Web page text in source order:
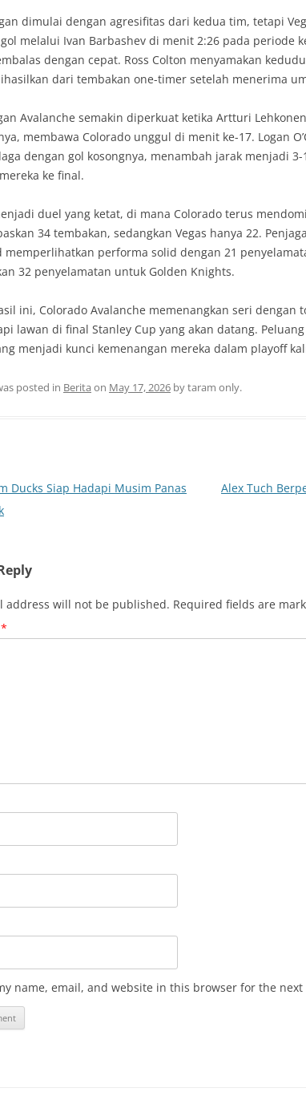
dimulai dengan agresifitas dari kedua tim, tetapi
melalui Ivan Barbashev di menit 2:26 pada periode
dengan cepat. Ross Colton menyamakan
dari tembakan one-timer setelah menerima
Avalanche semakin diperkuat ketika Artturi
membawa Colorado unggul di menit ke-17. Logan
dengan gol kosongnya, menambah jarak menjadi
ke final.
duel yang ketat, di mana Colorado terus
34 tembakan, sedangkan Vegas hanya 22.
memperlihatkan performa solid dengan 21
32 penyelamatan untuk Golden Knights.
ini, Colorado Avalanche memenangkan seri dengan
lawan di final Stanley Cup yang akan datang.
menjadi kunci kemenangan mereka dalam playoff
posted in Berita on May 17, 2026 bytaram only.
Ducks Siap Hadapi Musim Panas
Alex Tuch
address will not be published. Required fields are
*
name, email, and website in this browser for the